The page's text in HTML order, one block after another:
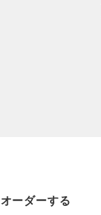
オーダーする